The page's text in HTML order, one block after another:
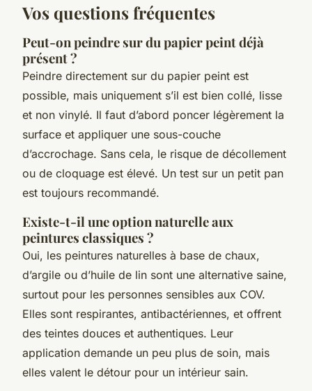
Vos questions fréquentes
Peut-on peindre sur du papier peint déjà
présent ?
Peindre directement sur du papier peint est
possible, mais uniquement s’il est bien collé, lisse
et non vinylé. Il faut d’abord poncer légèrement la
surface et appliquer une sous-couche
d’accrochage. Sans cela, le risque de décollement
ou de cloquage est élevé. Un test sur un petit pan
est toujours recommandé.
Existe-t-il une option naturelle aux
peintures classiques ?
Oui, les peintures naturelles à base de chaux,
d’argile ou d’huile de lin sont une alternative saine,
surtout pour les personnes sensibles aux COV.
Elles sont respirantes, antibactériennes, et offrent
des teintes douces et authentiques. Leur
application demande un peu plus de soin, mais
elles valent le détour pour un intérieur sain.